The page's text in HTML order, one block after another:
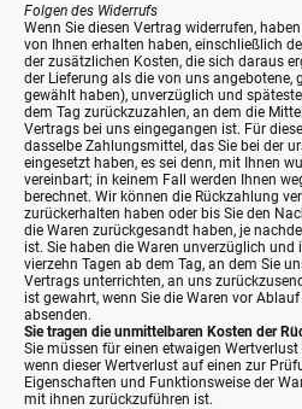
Folgen des Widerrufs
Wenn Sie diesen Vertrag widerrufen,
von Ihnen erhalten haben, einschließlich
der zusätzlichen Kosten, die sich daraus
der Lieferung als die von uns angebotene,
gewählt haben), unverzüglich und
dem Tag zurückzuzahlen, an dem die
Vertrags bei uns eingegangen ist. Für
dasselbe Zahlungsmittel, das Sie bei der
eingesetzt haben, es sei denn, mit Ihnen
vereinbart; in keinem Fall werden Ihnen
berechnet. Wir können die Rückzahlung
zurückerhalten haben oder bis Sie den
die Waren zurückgesandt haben, je
ist. Sie haben die Waren unverzüglich
vierzehn Tagen ab dem Tag, an dem Sie
Vertrags unterrichten, an uns
ist gewahrt, wenn Sie die Waren vor
absenden.
Sie tragen die unmittelbaren Kosten der
Sie müssen für einen etwaigen
wenn dieser Wertverlust auf einen zur
Eigenschaften und Funktionsweise der
mit ihnen zurückzuführen ist.